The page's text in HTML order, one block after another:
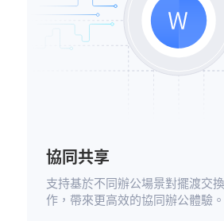
協同共享
支持基於不同辦公場景對擺渡交
作，帶來更高效的協同辦公體驗。